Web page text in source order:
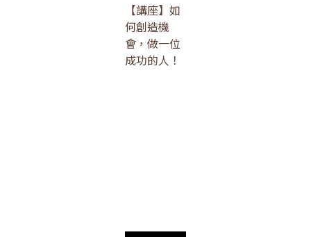
【講座】如
何創造機
會，做一位
成功的人！